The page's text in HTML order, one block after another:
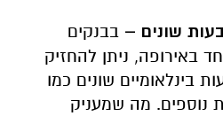
שונים – בבנקים
באירופה, ניתן להחזיק
בינלאומיים שונים כמו
נוספים. מה שמעניק